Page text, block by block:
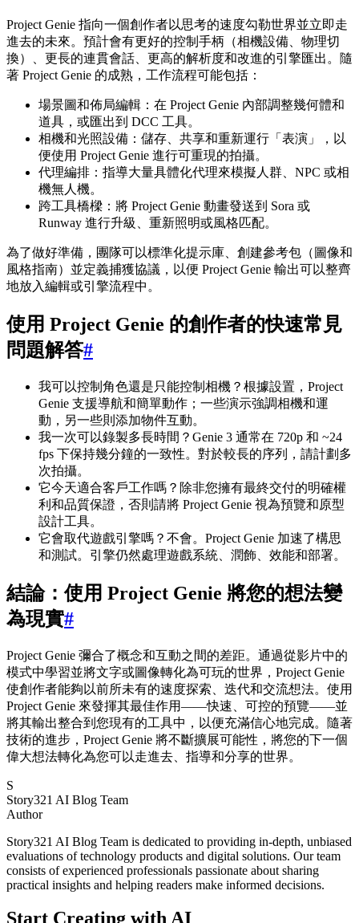
Project Genie 指向一個創作者以思考的速度勾勒世界並立即走
進去的未來。預計會有更好的控制手柄（相機設備、物理切
換）、更長的連貫會話、更高的解析度和改進的引擎匯出。隨
著 Project Genie 的成熟，工作流程可能包括：
場景圖和佈局編輯：在 Project Genie 內部調整幾何體和
道具，或匯出到 DCC 工具。
相機和光照設備：儲存、共享和重新運行「表演」，以
便使用 Project Genie 進行可重現的拍攝。
代理編排：指導大量具體化代理來模擬人群、NPC 或相
機無人機。
跨工具橋樑：將 Project Genie 動畫發送到 Sora 或
Runway 進行升級、重新照明或風格匹配。
為了做好準備，團隊可以標準化提示庫、創建參考包（圖像和
風格指南）並定義捕獲協議，以便 Project Genie 輸出可以整齊
地放入編輯或引擎流程中。
使用 Project Genie 的創作者的快速常見
問題解答#
我可以控制角色還是只能控制相機？根據設置，Project
Genie 支援導航和簡單動作；一些演示強調相機和運
動，另一些則添加物件互動。
我一次可以錄製多長時間？Genie 3 通常在 720p 和 ~24
fps 下保持幾分鐘的一致性。對於較長的序列，請計劃多
次拍攝。
它今天適合客戶工作嗎？除非您擁有最終交付的明確權
利和品質保證，否則請將 Project Genie 視為預覽和原型
設計工具。
它會取代遊戲引擎嗎？不會。Project Genie 加速了構思
和測試。引擎仍然處理遊戲系統、潤飾、效能和部署。
結論：使用 Project Genie 將您的想法變
為現實#
Project Genie 彌合了概念和互動之間的差距。通過從影片中的
模式中學習並將文字或圖像轉化為可玩的世界，Project Genie
使創作者能夠以前所未有的速度探索、迭代和交流想法。使用
Project Genie 來發揮其最佳作用——快速、可控的預覽——並
將其輸出整合到您現有的工具中，以便充滿信心地完成。隨著
技術的進步，Project Genie 將不斷擴展可能性，將您的下一個
偉大想法轉化為您可以走進去、指導和分享的世界。
S
Story321 AI Blog Team
Author
Story321 AI Blog Team is dedicated to providing in-depth, unbiased
evaluations of technology products and digital solutions. Our team
consists of experienced professionals passionate about sharing
practical insights and helping readers make informed decisions.
Start Creating with AI